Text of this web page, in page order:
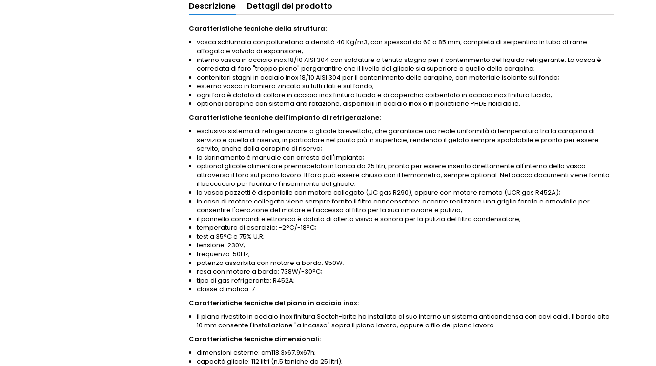
Descrizione Dettagli del prodotto
Caratteristiche tecniche della struttura:
vasca schiumata con poliuretano a densità 40 Kg/m3, con spessori da 60 a 85 mm, completa di serpentina in tubo di rame
affogata e valvola di espansione;
interno vasca in acciaio inox 18/10 AISI 304 con saldature a tenuta stagna per il contenimento del liquido refrigerante. La vasca è
corredata di foro "troppo pieno" pergarantire che il livello del glicole sia superiore a quello della carapina;
contenitori stagni in acciaio inox 18/10 AISI 304 per il contenimento delle carapine, con materiale isolante sul fondo;
esterno vasca in lamiera zincata su tutti i lati e sul fondo;
ogni foro è dotato di collare in acciaio inox finitura lucida e di coperchio coibentato in acciaio inox finitura lucida;
optional carapine con sistema anti rotazione, disponibili in acciaio inox o in polietilene PHDE riciclabile.
Caratteristiche tecniche dell'impianto di refrigerazione:
esclusivo sistema di refrigerazione a glicole brevettato, che garantisce una reale uniformità di temperatura tra la carapina di
servizio e quella di riserva, in particolare nel punto più in superficie, rendendo il gelato sempre spatolabile e pronto per essere
servito, anche dalla carapina di riserva;
lo sbrinamento è manuale con arresto dell'impianto;
optional glicole alimentare premiscelato in tanica da 25 litri, pronto per essere inserito direttamente all'interno della vasca
attraverso il foro sul piano lavoro. Il foro può essere chiuso con il termometro, sempre optional. Nel pacco documenti viene fornito
il beccuccio per facilitare l'inserimento del glicole;
la vasca pozzetti è disponibile con motore collegato (UC gas R290), oppure con motore remoto (UCR gas R452A);
in caso di motore collegato viene sempre fornito il filtro condensatore: occorre realizzare una griglia forata e amovibile per
consentire l'aerazione del motore e l'accesso al filtro per la sua rimozione e pulizia;
il pannello comandi elettronico è dotato di allerta visiva e sonora per la pulizia del filtro condensatore;
temperatura di esercizio: -2°C/-18°C;
test a 35°C e 75% U.R;
tensione: 230V;
frequenza: 50Hz;
potenza assorbita con motore a bordo: 950W;
resa con motore a bordo: 738W/-30°C;
tipo di gas refrigerante: R452A;
classe climatica: 7.
Caratteristiche tecniche del piano in acciaio inox:
il piano rivestito in acciaio inox finitura Scotch-brite ha installato al suo interno un sistema anticondensa con cavi caldi. Il bordo alto
10 mm consente l'installazione "a incasso" sopra il piano lavoro, oppure a filo del piano lavoro.
Caratteristiche tecniche dimensionali:
dimensioni esterne: cm118.3x67.9x67h;
capacità glicole: 112 litri (n.5 taniche da 25 litri);